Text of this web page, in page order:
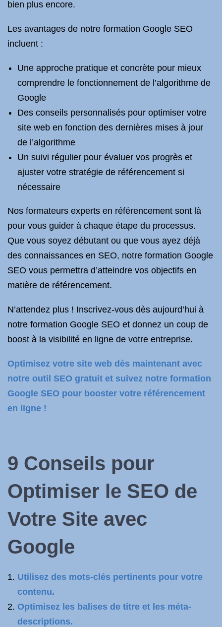
bien plus encore.
Les avantages de notre formation Google SEO
incluent :
Une approche pratique et concrète pour mieux
comprendre le fonctionnement de l’algorithme de
Google
Des conseils personnalisés pour optimiser votre
site web en fonction des dernières mises à jour
de l’algorithme
Un suivi régulier pour évaluer vos progrès et
ajuster votre stratégie de référencement si
nécessaire
Nos formateurs experts en référencement sont là
pour vous guider à chaque étape du processus.
Que vous soyez débutant ou que vous ayez déjà
des connaissances en SEO, notre formation Google
SEO vous permettra d’atteindre vos objectifs en
matière de référencement.
N’attendez plus ! Inscrivez-vous dès aujourd’hui à
notre formation Google SEO et donnez un coup de
boost à la visibilité en ligne de votre entreprise.
Optimisez votre site web dès maintenant avec
notre outil SEO gratuit et suivez notre formation
Google SEO pour booster votre référencement
en ligne !
9 Conseils pour
Optimiser le SEO de
Votre Site avec
Google
Utilisez des mots-clés pertinents pour votre
contenu.
Optimisez les balises de titre et les méta-
descriptions.